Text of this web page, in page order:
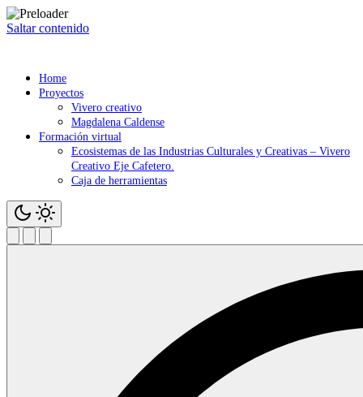
Saltar contenido
Home
Proyectos
Vivero creativo
Magdalena Caldense
Formación virtual
Ecosistemas de las Industrias Culturales y Creativas – Vivero
Creativo Eje Cafetero.
Caja de herramientas